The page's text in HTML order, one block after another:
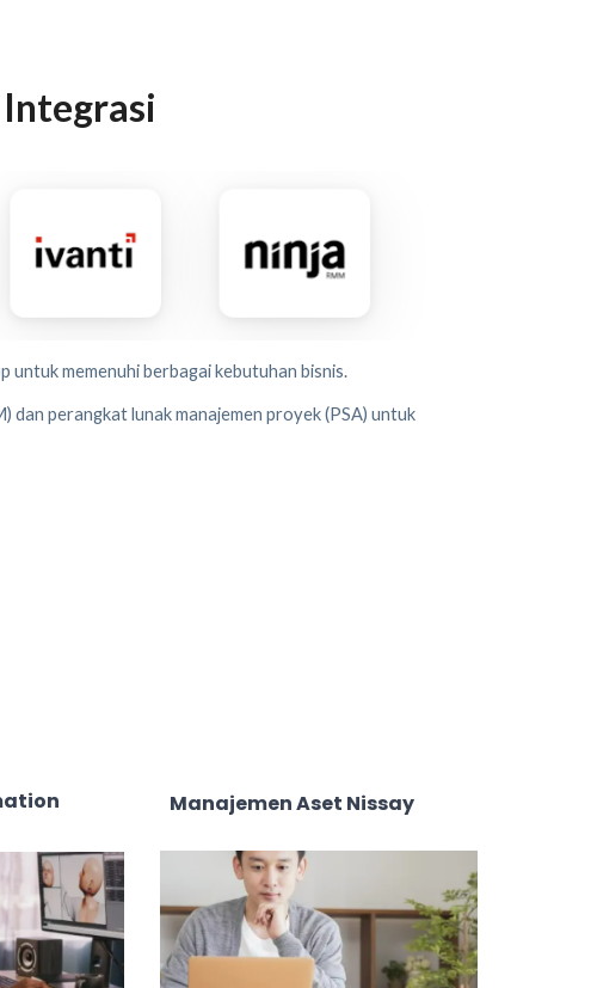
memenuhi berbagai kebutuhan bisnis.
dan perangkat lunak manajemen proyek (PSA) untuk
Manajemen Aset Nissay